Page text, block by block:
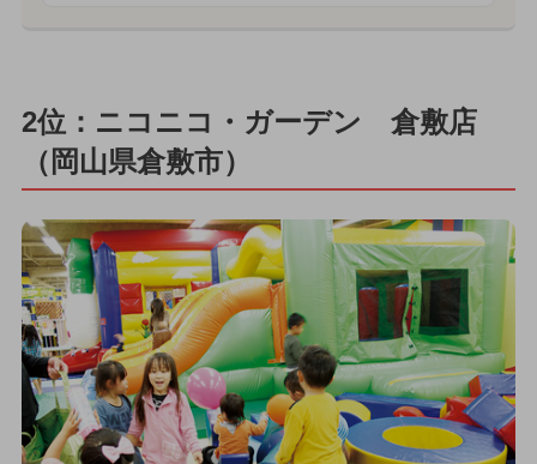
2位：ニコニコ・ガーデン 倉敷店
（岡山県倉敷市）